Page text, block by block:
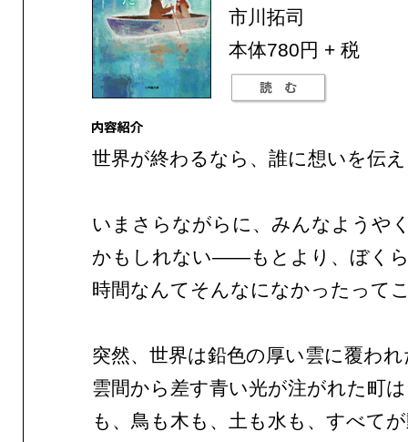
市川拓司
本体780円 + 税
世界が終わるなら、誰に想いを伝
いまさらながらに、みんなようや
かもしれない——もとより、ぼく
時間なんてそんなになかったって
突然、世界は鉛色の厚い雲に覆わ
雲間から差す青い光が注がれた町
も、鳥も木も、土も水も、すべて